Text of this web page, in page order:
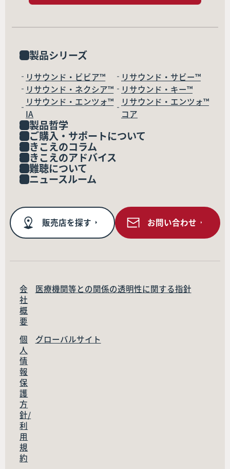
製品シリーズ
リサウンド・ビビア™
リサウンド・サビー™
リサウンド・ネクシア™
リサウンド・キー™
リサウンド・エンツォ™
IA
リサウンド・エンツォ™
コア
製品哲学
ご購入・サポートについて
きこえのコラム
きこえのアドバイス
難聴について
ニュースルーム
販売店を探す お問い合わせ
会
社
概
要
医療機関等との関係の透明性に関する指針
個
人
情
報
保
護
方
針/
利
用
規
約
グローバルサイト